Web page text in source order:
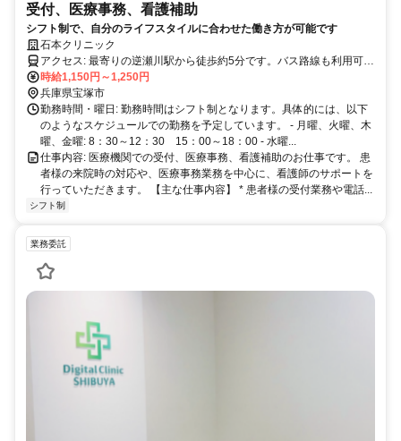
受付、医療事務、看護補助
シフト制で、自分のライフスタイルに合わせた働き方が可能です
石本クリニック
アクセス: 最寄りの逆瀬川駅から徒歩約5分です。バス路線も利用可能
で、逆瀬川駅停留所からは徒歩5分でアクセスできます。通勤に便利
な立地ですので、ぜひご応募ください。
時給1,150円～1,250円
兵庫県宝塚市
勤務時間・曜日: 勤務時間はシフト制となります。具体的には、以下
のようなスケジュールでの勤務を予定しています。 - 月曜、火曜、木
曜、金曜: 8：30～12：30 15：00～18：00 - 水曜...
仕事内容: 医療機関での受付、医療事務、看護補助のお仕事です。 患
者様の来院時の対応や、医療事務業務を中心に、看護師のサポートを
行っていただきます。 【主な仕事内容】 * 患者様の受付業務や電話...
シフト制
業務委託